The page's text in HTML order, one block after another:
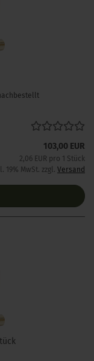
103,00 EUR
2,06 EUR pro 1 Stück
19% MwSt. zzgl. Versand